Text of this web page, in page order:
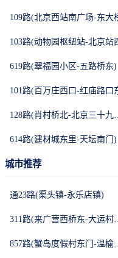
109路(北京西站南广场-东大
103路(动物园枢纽站-北京站
619路(翠福园小区-五路桥东)
101路(百万庄西口-红庙路口
128路(肖
614路(建材城东里-天坛南门)
城市推荐
通23路(渠头镇-永乐店镇)
311路(来广
857路(蟹岛度